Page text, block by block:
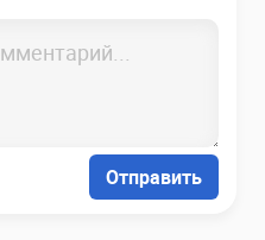
Отправить